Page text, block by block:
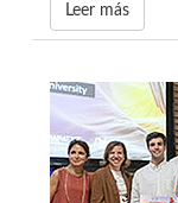
Leer más